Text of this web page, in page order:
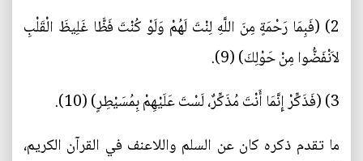
2) (فَبِمَا رَحْمَةٍ مِنَ اللَّهِ لِنْتَ لَهُمْ وَلَوْ كُنْتَ فَظًّا غَلِيظَ الْقَلْبِ
لاَنْفَضُّوا مِنْ حَوْلِكَ) (9).
3) (فَذَكِّرْ إِنَّمَا أَنْتَ مُذَكِّرٌ، لَسْتَ عَلَيْهِمْ بِمُسَيْطِرٍ) (10).
ما تقدم ذكره كان عن السلم واللاعنف في القرآن الكريم،